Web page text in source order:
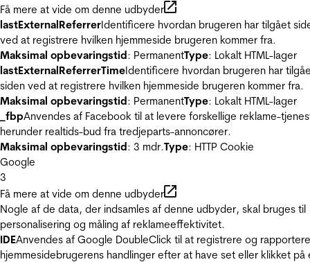
Få mere at vide om denne udbyder
lastExternalReferrerIdentificere hvordan brugeren har tilgået
ved at registrere hvilken hjemmeside brugeren kommer fra.
Maksimal opbevaringstid: PermanentType: Lokalt HTML-lager
lastExternalReferrerTimeIdentificere hvordan brugeren har
siden ved at registrere hvilken hjemmeside brugeren kommer fra.
Maksimal opbevaringstid: PermanentType: Lokalt HTML-lager
_fbpAnvendes af Facebook til at levere forskellige reklame-
herunder realtids-bud fra tredjeparts-annoncører.
Maksimal opbevaringstid: 3 mdr.Type: HTTP Cookie
Google
3
Få mere at vide om denne udbyder
Nogle af de data, der indsamles af denne udbyder, skal bruges til
personalisering og måling af reklameeffektivitet.
IDEAnvendes af Google DoubleClick til at registrere og
hjemmesidebrugerens handlinger efter at have set eller klikket på